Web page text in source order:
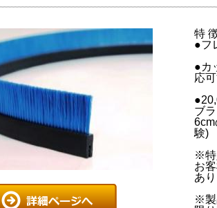
特
●フ
●カ
応
ブ
験)
※特
お
あ
※製